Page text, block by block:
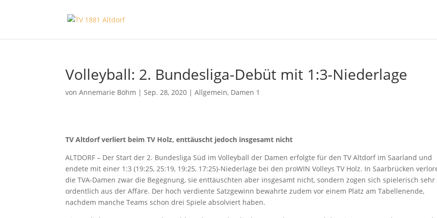
Volleyball: 2. Bundesliga-Debüt mit 1:3-Niederlage
vonAnnemarie Böhm |Sep. 28, 2020 |Allgemein, Damen 1
TV Altdorf verliert beim TV Holz, enttäuscht jedoch insgesamt nicht
ALTDORF – Der Start der 2. Bundesliga Süd im Volleyball der Damen erfolgte für den TV Altdorf im Saarland und
endete mit einer 1:3 (19:25, 25:19, 19:25, 17:25)-Niederlage bei den proWIN Volleys TV Holz. In Saarbrücken
die TVA-Damen zwar die Begegnung, sie enttäuschten aber insgesamt nicht, sondern zogen sich spielerisch sehr
ordentlich aus der Affäre. Der hoch verdiente Satzgewinn bewahrte zudem vor einem Platz am Tabellenende,
nachdem manche Teams schon drei Spiele absolviert haben.